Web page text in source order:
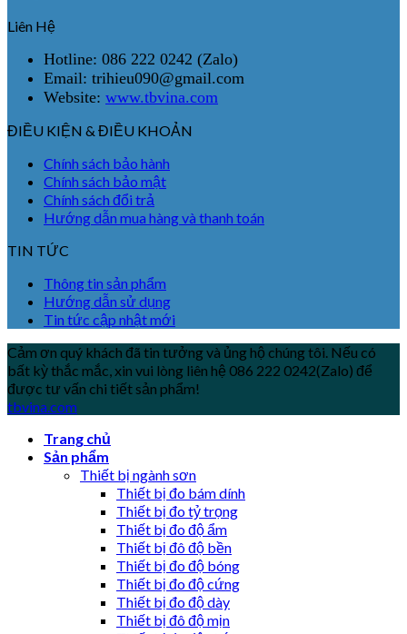
Liên Hệ
Hotline: 086 222 0242 (Zalo)
Email: trihieu090@gmail.com
Website: www.tbvina.com
ĐIỀU KIỆN & ĐIỀU KHOẢN
Chính sách bảo hành
Chính sách bảo mật
Chính sách đổi trả
Hướng dẫn mua hàng và thanh toán
TIN TỨC
Thông tin sản phẩm
Hướng dẫn sử dụng
Tin tức cập nhật mới
Cảm ơn quý khách đã tin tưởng và ủng hộ chúng tôi. Nếu có
bất kỳ thắc mắc, xin vui lòng liên hệ 086 222 0242(Zalo) để
được tư vấn chi tiết sản phẩm!
tbvina.com
Trang chủ
Sản phẩm
Thiết bị ngành sơn
Thiết bị đo bám dính
Thiết bị đo tỷ trọng
Thiết bị đo độ ẩm
Thiết bị đô độ bền
Thiết bị đo độ bóng
Thiết bị đo độ cứng
Thiết bị đo độ dày
Thiết bị đô độ mịn